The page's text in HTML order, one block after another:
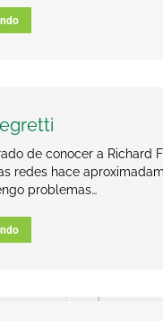
de conocer a Richard
redes hace
problemas…